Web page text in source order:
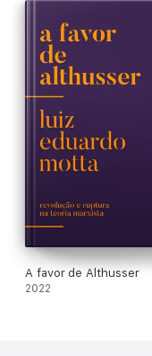
A favor de Althusser
2022